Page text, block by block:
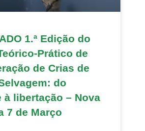
1.ª Edição do
Prático de
de Crias de
do
à libertação – Nova
7 de Março